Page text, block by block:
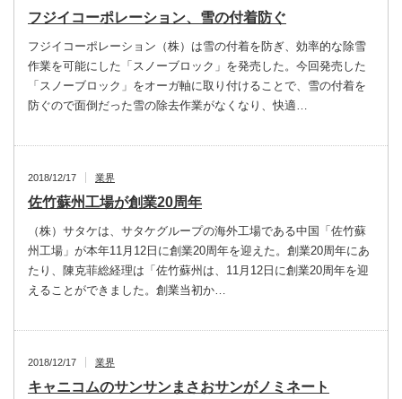
フジイコーポレーション、雪の付着防ぐ
フジイコーポレーション（株）は雪の付着を防ぎ、効率的な除雪
作業を可能にした「スノーブロック」を発売した。今回発売した
「スノーブロック」をオーガ軸に取り付けることで、雪の付着を
防ぐので面倒だった雪の除去作業がなくなり、快適…
2018/12/17 業界
佐竹蘇州工場が創業20周年
（株）サタケは、サタケグループの海外工場である中国「佐竹蘇
州工場」が本年11月12日に創業20周年を迎えた。創業20周年にあ
たり、陳克菲総経理は「佐竹蘇州は、11月12日に創業20周年を迎
えることができました。創業当初か…
2018/12/17 業界
キャニコムのサンサンまさおサンがノミネート